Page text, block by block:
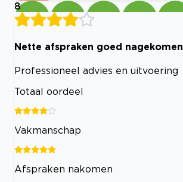
8
Nette afspraken goed nagekomen
Professioneel advies en uitvoering
Totaal oordeel
Vakmanschap
Afspraken nakomen